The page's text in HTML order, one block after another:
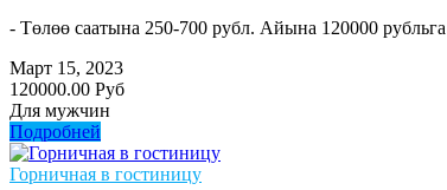
- Төлөө саатына 250-700 рубл. Айына 120000
Март 15, 2023
120000.00 Руб
Для мужчин
Подробней
Горничная в гостиницу